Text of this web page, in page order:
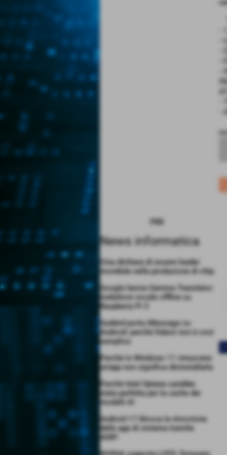
rss
News informatica
Cina dichiara di essere leader
mondiale nella produzione di chip
Google lancia Gemma Translator:
traduttore vocale offline su
Raspberry Pi 5
Sunbird porta iMessage su
Android: perché fidarsi non è così
semplice
Perché in Windows 11 rimuovere
un’app non significa disinstallarla
Perché Intel Optane sarebbe
stata perfetta per la cache dei
modelli AI
Android 17 blocca la rimozione
delle app di sistema tramite
ADB?